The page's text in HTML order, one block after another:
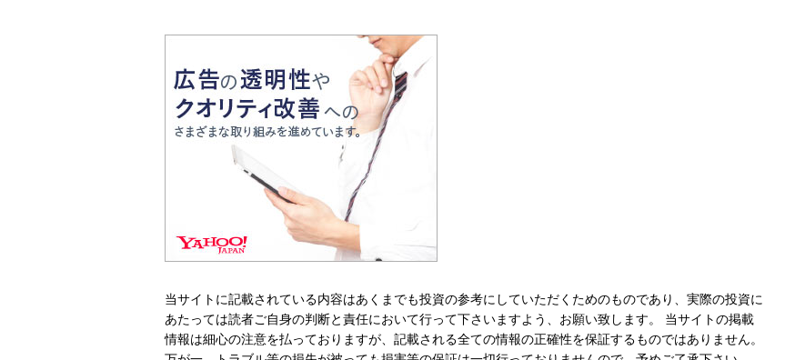
当サイトに記載されている内容はあくまでも投資の参考にしていただくためのものであり、実際の投資に
あたっては読者ご自身の判断と責任において行って下さいますよう、お願い致します。 当サイトの掲載
情報は細心の注意を払っておりますが、記載される全ての情報の正確性を保証するものではありません。